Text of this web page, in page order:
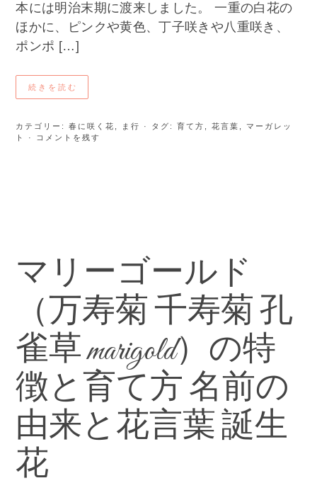
本には明治末期に渡来しました。 一重の白花の
ほかに、ピンクや黄色、丁子咲きや八重咲き、
ポンポ […]
続きを読む
カテゴリー:春に咲く花 ま行 · タグ:育て方 ,花言葉
マーガレッ
ト
· コメントを残す
マリーゴールド
（万寿菊 千寿菊 孔
雀草 marigold）の特
徴と育て方 名前の
由来と花言葉 誕生
花